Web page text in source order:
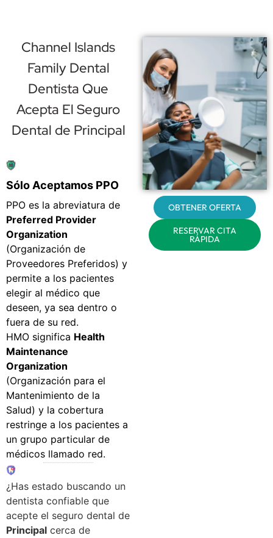
Channel Islands
Family Dental
Dentista Que
Acepta El Seguro
Dental de Principal
Sólo Aceptamos PPO
PPO es la abreviatura de
Preferred Provider
Organization
(Organización de
Proveedores Preferidos) y
permite a los pacientes
elegir al médico que
deseen, ya sea dentro o
fuera de su red.
HMO significa Health
Maintenance
Organization
(Organización para el
Mantenimiento de la
Salud) y la cobertura
restringe a los pacientes a
un grupo particular de
médicos llamado red.
¿Has estado buscando un
dentista confiable que
acepte el seguro dental de
Principal cerca de
OBTENER OFERTA
RESERVAR CITA
RÁPIDA